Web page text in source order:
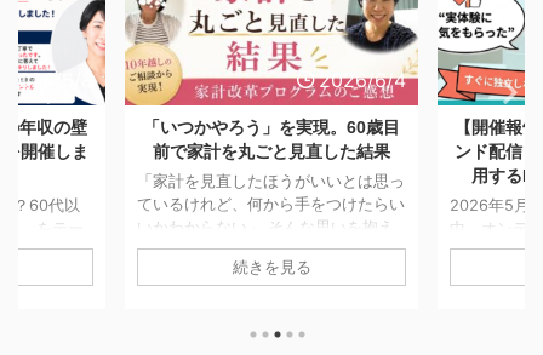
2026/6/4
。60歳目
した結果
つけたらい
いを抱え
せない方は
2026/5/28
【開催報告】日本FP協会オンデマ
ンド配信「副業としてFP資格を活
用するFPキャリアセミナー」
2026年5月7日〜5月25日までの期間
中、オンデマンド配信にてお届けして
おりました「副業としてFP資格を活
用するFPキャリアセミナー」の配信
また熱意あふれる素晴らしいご感想を
続きを見る
「一生モ
つける。
も消えな
「将来のお
AIでの試算